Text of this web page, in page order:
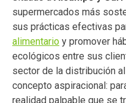
supermercados más
sus prácticas efectivas
alimentario y promover
ecológicos entre sus
sector de la distribución
concepto aspiracional:
realidad palpable que se